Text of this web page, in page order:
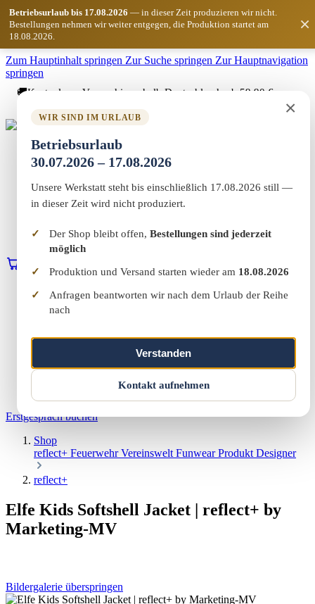
Zum Hauptinhalt springen Zur Suche springen Zur Hauptnavigation
springen
Betriebsurlaub bis 17.08.2026 — in dieser Zeit produzieren wir nicht.
Bestellungen nehmen wir weiter entgegen, die Produktion startet am
18.08.2026.
×
×
WIR SIND IM URLAUB
Betriebsurlaub
30.07.2026 – 17.08.2026
Unsere Werkstatt steht bis einschließlich 17.08.2026 still —
in dieser Zeit wird nicht produziert.
Der Shop bleibt offen, Bestellungen sind jederzeit
möglich
Produktion und Versand starten wieder am 18.08.2026
Anfragen beantworten wir nach dem Urlaub der Reihe
nach
Verstanden
Kontakt aufnehmen
🚚Kostenloser Versand innerhalb Deutschlands ab 59,90 €
Marketing-MV
Home
Shop
Vereinswelt
Reflect+
Kontakt
Warenkorb Erstgespräch buchen
Home
Marketing & Web
Reflect+
Über uns
Erstgespräch buchen
Shop
reflect+ FeuerwehrVereinswelt FunwearProdukt Designer
reflect+
Elfe Kids Softshell Jacket | reflect+ by
Marketing-MV
Bildergalerie überspringen